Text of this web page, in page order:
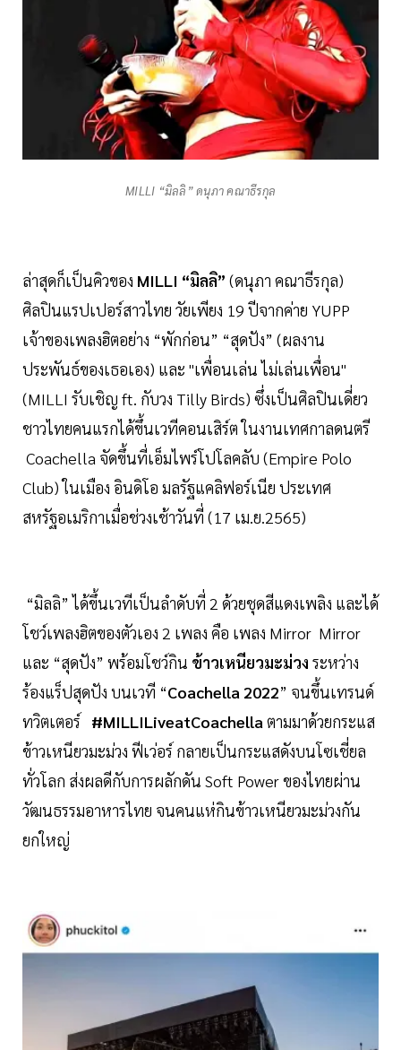
MILLI “มิลลิ” ดนุภา คณาธีรกุล
ล่าสุดก็เป็นคิวของ MILLI “มิลลิ” (ดนุภา คณาธีรกุล)
ศิลปินแรปเปอร์สาวไทย วัยเพียง 19 ปีจากค่าย YUPP
เจ้าของเพลงฮิตอย่าง “พักก่อน” “สุดปัง” (ผลงาน
ประพันธ์ของเธอเอง) และ "เพื่อนเล่น ไม่เล่นเพื่อน"
(MILLI รับเชิญ ft. กับวง Tilly Birds) ซึ่งเป็นศิลปินเดี่ยว
ชาวไทยคนแรกได้ขึ้นเวทีคอนเสิร์ต ในงานเทศกาลดนตรี
Coachella จัดขึ้นที่เอ็มไพร์โปโลคลับ (Empire Polo
Club) ในเมือง อินดิโอ มลรัฐแคลิฟอร์เนีย ประเทศ
สหรัฐอเมริกาเมื่อช่วงเช้าวันที่ (17 เม.ย.2565)
“มิลลิ” ได้ขึ้นเวทีเป็นลำดับที่ 2 ด้วยชุดสีแดงเพลิง และได้
โชว์เพลงฮิตของตัวเอง 2 เพลง คือ เพลง Mirror Mirror
และ “สุดปัง” พร้อมโชว์กิน ข้าวเหนียวมะม่วง ระหว่าง
ร้องแร็ปสุดปัง บนเวที “Coachella 2022” จนขึ้นเทรนด์
ทวิตเตอร์ #MILLILiveatCoachella ตามมาด้วยกระแส
ข้าวเหนียวมะม่วง ฟีเว่อร์ กลายเป็นกระแสดังบนโซเชี่ยล
ทั่วโลก ส่งผลดีกับการผลักดัน Soft Power ของไทยผ่าน
วัฒนธรรมอาหารไทย จนคนแห่กินข้าวเหนียวมะม่วงกัน
ยกใหญ่